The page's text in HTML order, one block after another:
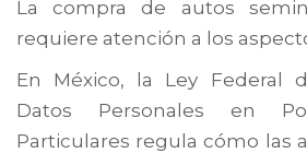
La compra de autos
requiere atención a los
En México, la Ley Federal
Datos Personales en
Particulares regula cómo las